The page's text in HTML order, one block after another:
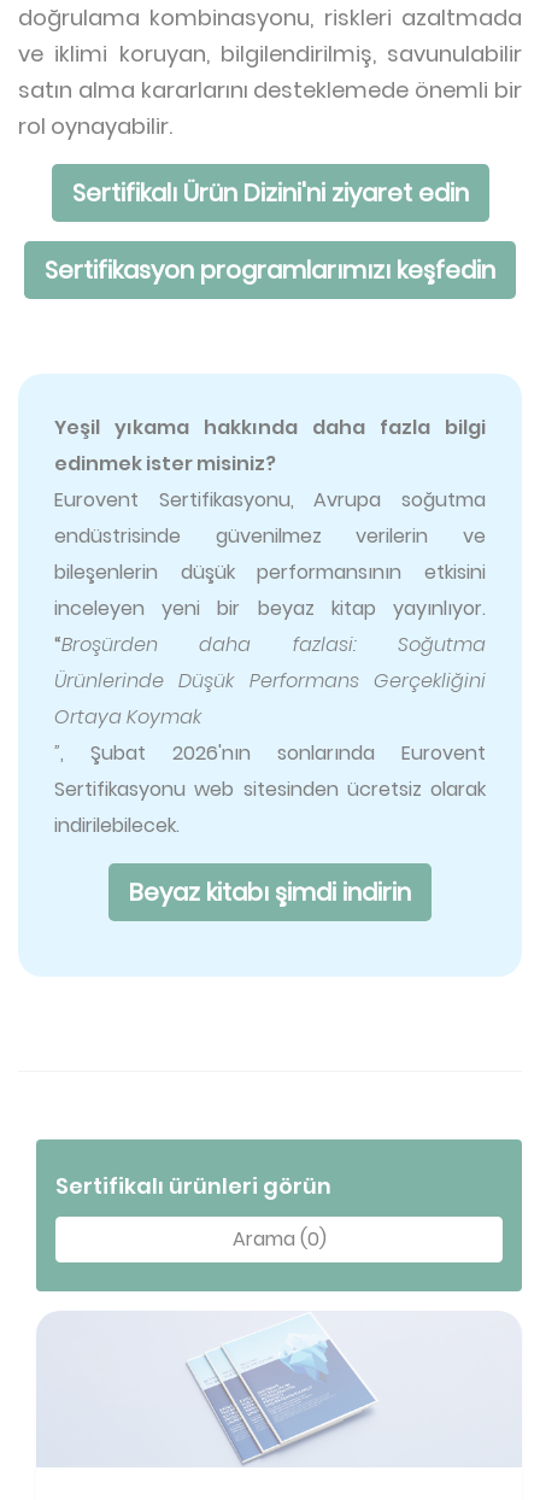
doğrulama kombinasyonu, riskleri azaltmada
ve iklimi koruyan, bilgilendirilmiş, savunulabilir
satın alma kararlarını desteklemede önemli bir
rol oynayabilir.
Sertifikalı Ürün Dizini'ni ziyaret edin
Sertifikasyon programlarımızı keşfedin
Yeşil yıkama hakkında daha fazla bilgi
edinmek ister misiniz?
Eurovent Sertifikasyonu, Avrupa soğutma
endüstrisinde güvenilmez verilerin ve
bileşenlerin düşük performansının etkisini
inceleyen yeni bir beyaz kitap yayınlıyor.
“Broşürden daha fazlasi: Soğutma
Ürünlerinde Düşük Performans Gerçekliğini
Ortaya Koymak
”, Şubat 2026'nın sonlarında Eurovent
Sertifikasyonu web sitesinden ücretsiz olarak
indirilebilecek.
Beyaz kitabı şimdi indirin
Sertifikalı ürünleri görün
Arama (0)